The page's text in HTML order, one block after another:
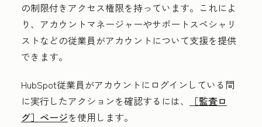
の制限付きアクセス権限を持っています。これによ
り、アカウントマネージャーやサポートスペシャリ
ストなどの従業員がアカウントについて支援を提供
できます。
HubSpot従業員がアカウントにログインしている間
に実行したアクションを確認するには、
［監査ロ
グ］ページを使用します。